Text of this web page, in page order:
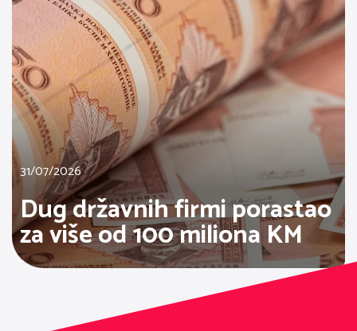
31/07/2026
Dug državnih firmi porastao
za više od 100 miliona KM